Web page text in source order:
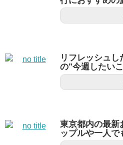
リフレッシュ
の"今週したい
東京都内の最新
ップルや一人で